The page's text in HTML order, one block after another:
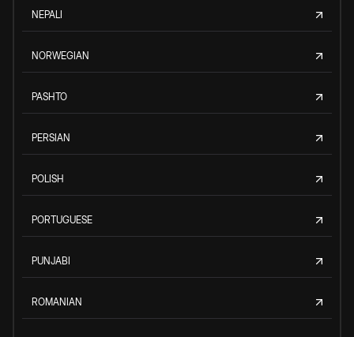
NEPALI
NORWEGIAN
PASHTO
PERSIAN
POLISH
PORTUGUESE
PUNJABI
ROMANIAN